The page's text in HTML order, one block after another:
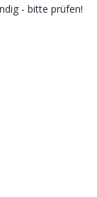
- bitte prüfen!